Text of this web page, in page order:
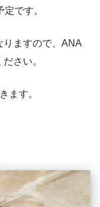
です。
りますので、ANA
さい。
ます。